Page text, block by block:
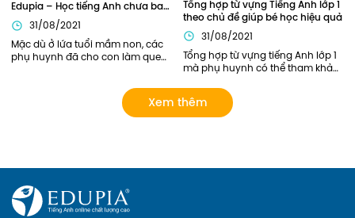
Edupia – Học tiếng Anh chưa bao
giờ thú vị đến thế!
31/08/2021
Mặc dù ở lứa tuổi mầm non, các
phụ huynh đã cho con làm quen
tuy nhiên chỉ dừng lại ở mức làm
quen mà chưa có lộ trình bài bản
rõ ràng. Giờ đây, phụ huynh có
cho con hứng thú với việc học
ngoại ngữ. Hãy xem Edupia sẽ
mang đến cho con những điều
thú vị gì nhé
Tổng hợp từ vựng Tiếng Anh lớp 1
theo chủ đề giúp bé học hiệu quả
31/08/2021
Tổng hợp từ vựng tiếng Anh lớp 1
mà phụ huynh có thể tham khảo.
chọn các khóa học của Edupia
để cập nhật cho con hệ thống từ
vựng đầy đủ và bài bản nhất!
Xem thêm